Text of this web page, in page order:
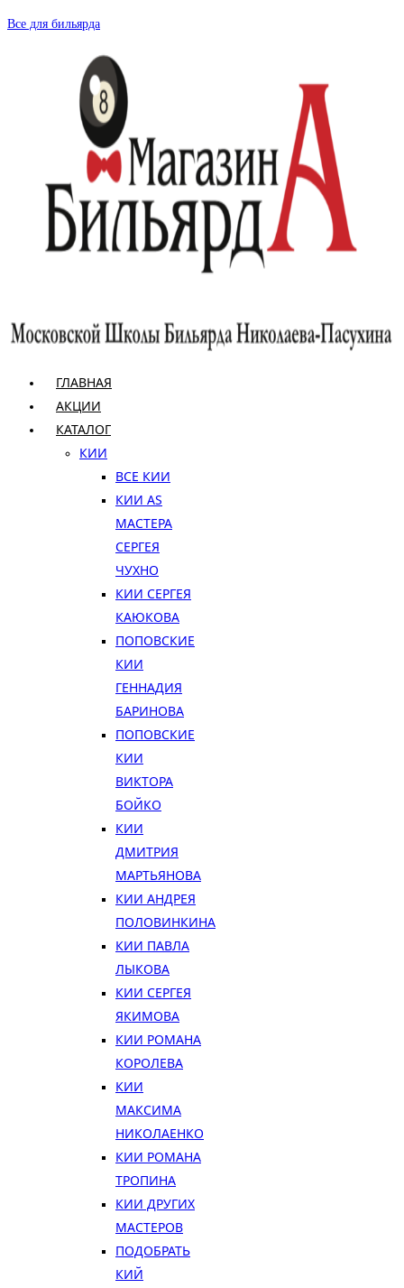
Перейти
Все для бильярда
ГЛАВНАЯ
АКЦИИ
КАТАЛОГ
КИИ
ВСЕ КИИ
КИИ AS
МАСТЕРА
СЕРГЕЯ
ЧУХНО
КИИ СЕРГЕЯ
КАЮКОВА
ПОПОВСКИЕ
КИИ
ГЕННАДИЯ
БАРИНОВА
ПОПОВСКИЕ
КИИ
ВИКТОРА
БОЙКО
КИИ
ДМИТРИЯ
МАРТЬЯНОВА
КИИ АНДРЕЯ
ПОЛОВИНКИНА
КИИ ПАВЛА
ЛЫКОВА
КИИ СЕРГЕЯ
ЯКИМОВА
КИИ РОМАНА
КОРОЛЕВА
КИИ
МАКСИМА
НИКОЛАЕНКО
КИИ РОМАНА
ТРОПИНА
КИИ ДРУГИХ
МАСТЕРОВ
ПОДОБРАТЬ
КИЙ